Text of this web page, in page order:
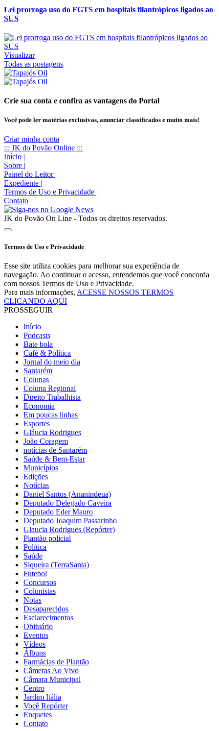
Lei prorroga uso do FGTS em hospitais filantrópicos ligados ao
SUS
Visualizar
Todas as postagens
Crie sua conta e confira as vantagens do Portal
Você pode ler matérias exclusivas, anunciar classificados e muito mais!
Criar minha conta
::: JK do Povão Online :::
Início |
Sobre |
Painel do Leitor |
Expediente |
Termos de Uso e Privacidade |
Contato
JK do Povão On Line - Todos os direitos reservados.
Termos de Uso e Privacidade
Esse site utiliza cookies para melhorar sua experiência de
navegação. Ao continuar o acesso, entendemos que você concorda
com nossos Termos de Uso e Privacidade.
Para mais informações, ACESSE NOSSOS TERMOS
CLICANDO AQUI
PROSSEGUIR
Início
Podcasts
Bate bola
Café & Política
Jornal do meio dia
Santarém
Colunas
Coluna Regional
Direito Trabalhista
Economia
Em poucas linhas
Esportes
Gláucia Rodrigues
João Coragem
notícias de Santarém
Saúde & Bem-Estar
Municípios
Edições
Notícias
Daniel Santos (Ananindeua)
Deputado Delegado Caveira
Deputado Eder Mauro
Deputado Joaquim Passarinho
Glaucia Rodrigues (Repórter)
Plantão policial
Política
Saúde
Siqueira (TerraSanta)
Futebol
Concursos
Colunistas
Notas
Desaparecidos
Esclarecimentos
Obituário
Eventos
Vídeos
Álbuns
Farmácias de Plantão
Câmeras Ao Vivo
Câmara Municipal
Centro
Jardim Itália
Você Repórter
Enquetes
Contato